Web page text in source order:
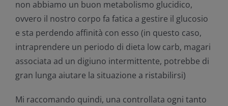
non abbiamo un buon metabolismo glucidico,
ovvero il nostro corpo fa fatica a gestire il glucosio
e sta perdendo affinità con esso (in questo caso,
intraprendere un periodo di dieta low carb, magari
associata ad un digiuno intermittente, potrebbe di
gran lunga aiutare la situazione a ristabilirsi)
Mi raccomando quindi, una controllata ogni tanto